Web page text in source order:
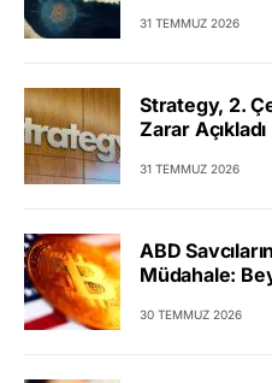
31 TEMMUZ 2026
Strategy, 2.
Zarar Açıkladı
31 TEMMUZ 2026
ABD
Müdahale:
30 TEMMUZ 2026